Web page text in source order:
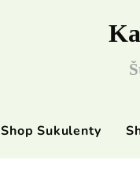
Shop Sukulenty